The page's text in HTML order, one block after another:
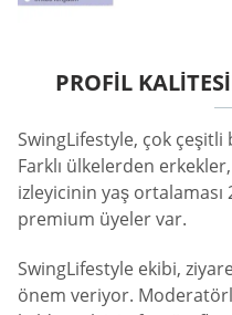
PROFIL
SwingLifestyle, çok çeşitli
Farklı ülkelerden
izleyicinin yaş ortalaması
premium üyeler var.
SwingLifestyle ekibi,
önem veriyor.